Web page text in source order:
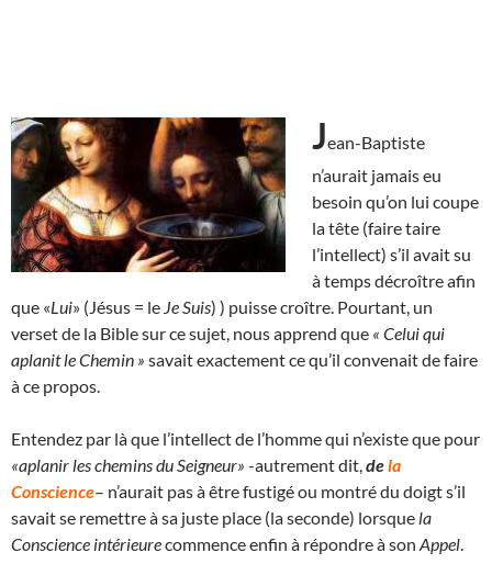
Jean-Baptiste
n’aurait jamais eu
besoin qu’on lui coupe
la tête (faire taire
l’intellect) s’il avait su
à temps décroître afin
que «Lui» (Jésus = le Je Suis) ) puisse croître. Pourtant, un
verset de la Bible sur ce sujet, nous apprend que « Celui qui
aplanit le Chemin » savait exactement ce qu’il convenait de faire
à ce propos.
Entendez par là que l’intellect de l’homme qui n’existe que pour
«aplanir les chemins du Seigneur» -autrement dit, dela
Conscience– n’aurait pas à être fustigé ou montré du doigt s’il
savait se remettre à sa juste place (la seconde) lorsque la
Conscience intérieurecommence enfin à répondre à son Appel